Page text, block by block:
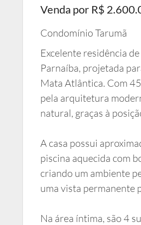
Venda por R$
Condomínio Tarumã
Excelente residência
Parnaíba, projetada
Mata Atlântica. Com
pela arquitetura
natural, graças à
A casa possui
piscina aquecida com
criando um ambiente
uma vista permanente
Na área íntima, são 4